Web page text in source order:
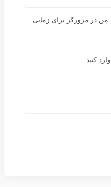
من در مرورگر برای زمانی
کنید: